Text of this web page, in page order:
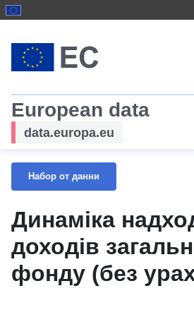
European data
data.europa.eu
Набор от данни
Динаміка
доходів
фонду (без